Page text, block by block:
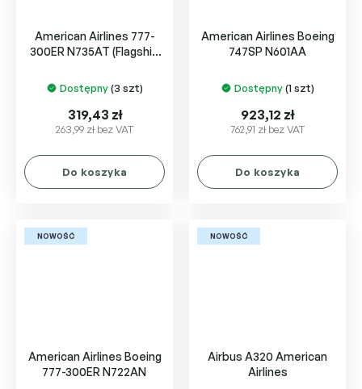
American Airlines 777-
300ER N735AT (Flagship
Dostępny(3 szt)
263,99 zł bez VAT
319,43 zł
Do koszyka
American Airlines Boeing
747SP N601AA
Dostępny(1 szt)
762,91 zł bez VAT
923,12 zł
Do koszyka
NOWOŚĆ
American Airlines Boeing
777-300ER N722AN
NOWOŚĆ
Airbus A320 American
Airlines